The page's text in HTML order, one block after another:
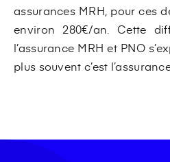
assurances MRH, pour ces
environ 280€/an. Cette
l’assurance MRH et PNO
plus souvent c’est